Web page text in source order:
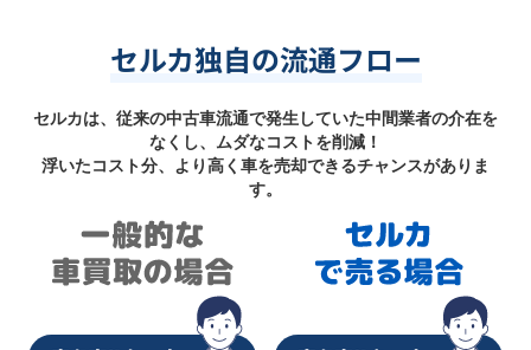
セルカ独自の流通フロー
セルカは、従来の中古車流通で発生していた中間業者の介在を
なくし、ムダなコストを削減！
浮いたコスト分、より高く車を売却できるチャンスがありま
す。